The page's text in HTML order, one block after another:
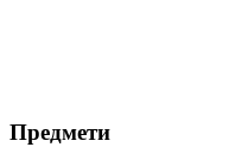
Предмети